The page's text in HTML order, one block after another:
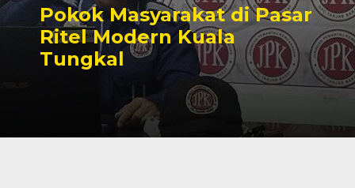
Pokok Masyarakat di Pasar
Ritel Modern Kuala
Tungkal